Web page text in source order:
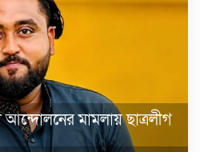
আন্দোলনের মামলায় ছাত্রলীগ